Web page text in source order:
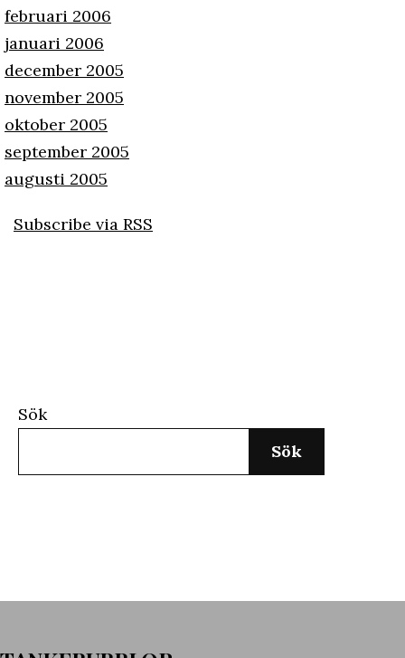
februari 2006
januari 2006
december 2005
november 2005
oktober 2005
september 2005
augusti 2005
Subscribe via RSS
Sök
Sök